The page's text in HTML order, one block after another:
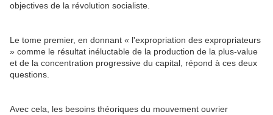
objectives de la révolution socialiste.
Le tome premier, en donnant « l'expropriation des expropriateurs
» comme le résultat inéluctable de la production de la plus-value
et de la concentration progressive du capital, répond à ces deux
questions.
Avec cela, les besoins théoriques du mouvement ouvrier